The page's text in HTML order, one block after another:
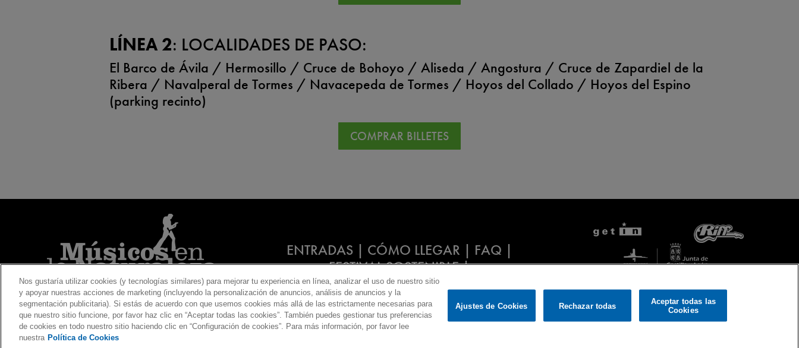
LÍNEA 2: LOCALIDADES DE PASO:
El Barco de Ávila / Hermosillo / Cruce de Bohoyo / Aliseda / Angostura / Cruce de Zapardiel de la
Ribera / Navalperal de Tormes / Navacepeda de Tormes / Hoyos del Collado / Hoyos del Espino
(parking recinto)
COMPRAR BILLETES
ENTRADAS| CÓMO LLEGAR | FAQ |
FESTIVAL SOSTENIBLE|
Política de Privacidad|Aviso Legal|Política de Cookies|Ajustes de Cookies
Nos gustaría utilizar cookies (y tecnologías similares) para mejorar tu experiencia en línea, analizar el uso de nuestro sitio
y apoyar nuestras acciones de marketing (incluyendo la personalización de anuncios, análisis de anuncios y la
segmentación publicitaria). Si estás de acuerdo con que usemos cookies más allá de las estrictamente necesarias para
que nuestro sitio funcione, por favor haz clic en “Aceptar todas las cookies”. También puedes gestionar tus preferencias
de cookies en todo nuestro sitio haciendo clic en “Configuración de cookies”. Para más información, por favor lee
nuestra Política de Cookies
Ajustes de Cookies Rechazar todas
Aceptar todas las
Cookies